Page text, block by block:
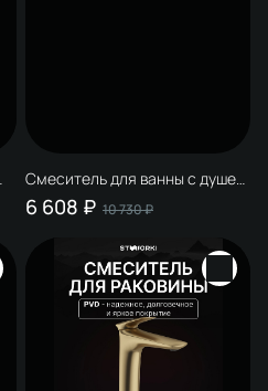
Смеситель для ванны с душем
STWORKI Молде S23100GG
глянцевое золото, латунь,
гарнитур Ольборг S20190GG,
глянцевое золото
6 608 ₽ 10 730 ₽